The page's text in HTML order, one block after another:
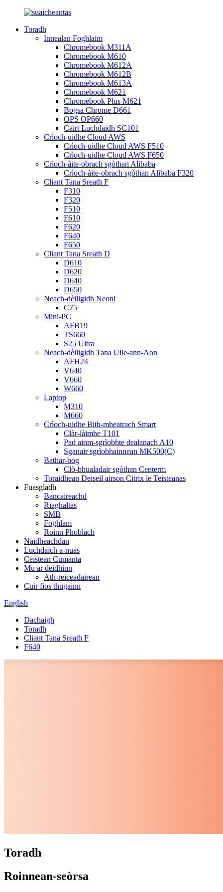
Toradh
Innealan Foghlaim
Chromebook M311A
Chromebook M610
Chromebook M612A
Chromebook M612B
Chromebook M613A
Chromebook M621
Chromebook Plus M621
Bogsa Chrome D661
OPS OP660
Cairt Luchdaidh SC101
Crìoch-uidhe Cloud AWS
Crìoch-uidhe Cloud AWS F510
Crìoch-uidhe Cloud AWS F650
Crìoch-àite-obrach sgòthan Alibaba
Crìoch-àite-obrach sgòthan Alibaba F320
Cliant Tana Sreath F
F310
F320
F510
F610
F620
F640
F650
Cliant Tana Sreath D
D610
D620
D640
D650
Neach-dèiligidh Neoni
C75
Mini-PC
AFB19
TS660
S25 Ultra
Neach-dèiligidh Tana Uile-ann-Aon
AFH24
V640
V660
W660
Laptop
M310
M660
Crìoch-uidhe Bith-mheatrach Smart
Clàr-làimhe T101
Pad ainm-sgrìobhte dealanach A10
Sganair sgrìobhainnean MK500(C)
Bathar-bog
Clò-bhualadair sgòthan Centerm
Toraidhean Deiseil airson Citrix le Teisteanas
Fuasgladh
Bancaireachd
Riaghaltas
SMB
Foghlam
Roinn Phoblach
Naidheachdan
Luchdaich a-nuas
Ceistean Cumanta
Mu ar deidhinn
Ath-reiceadairean
Cuir fios thugainn
English
Dachaigh
Toradh
Cliant Tana Sreath F
F640
Toradh
Roinnean-seòrsa